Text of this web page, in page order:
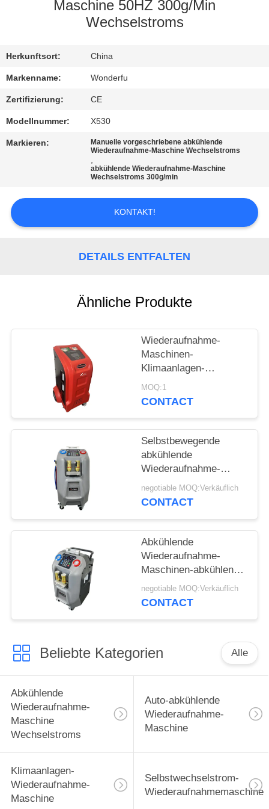
MIT
UNS
IN
VERBINDUNG
EIN
ZITAT
Maschine 50HZ 300g/Min
Wechselstroms
Herkunftsort: China
Markenname: Wonderfu
Zertifizierung: CE
Modellnummer: X530
Markieren:
Manuelle vorgeschriebene abkühlende
Wiederaufnahme-Maschine Wechselstroms
,
abkühlende Wiederaufnahme-Maschine
Wechselstroms 300g/min
KONTAKT!
DETAILS ENTFALTEN
Ähnliche Produkte
Wiederaufnahme-
Maschinen-
Klimaanlagen-
Spülungssystem Auto
Wechselstroms
MOQ:1
CONTACT
Selbstbewegende
abkühlende
Wiederaufnahme-
Maschine des Grau-
10kg mit 5" LCD-
negotiable MOQ:Verkäuflich
CONTACT
Abkühlende
Wiederaufnahme-
Maschinen-abkühlende
Soem-Wechselstroms
negotiable MOQ:Verkäuflich
CONTACT
Beliebte Kategorien Alle
Abkühlende
Wiederaufnahme-
Maschine
Wechselstroms
Auto-abkühlende
Wiederaufnahme-
Maschine
Klimaanlagen-
Wiederaufnahme-
Maschine
Selbstwechselstrom-
Wiederaufnahmemaschine